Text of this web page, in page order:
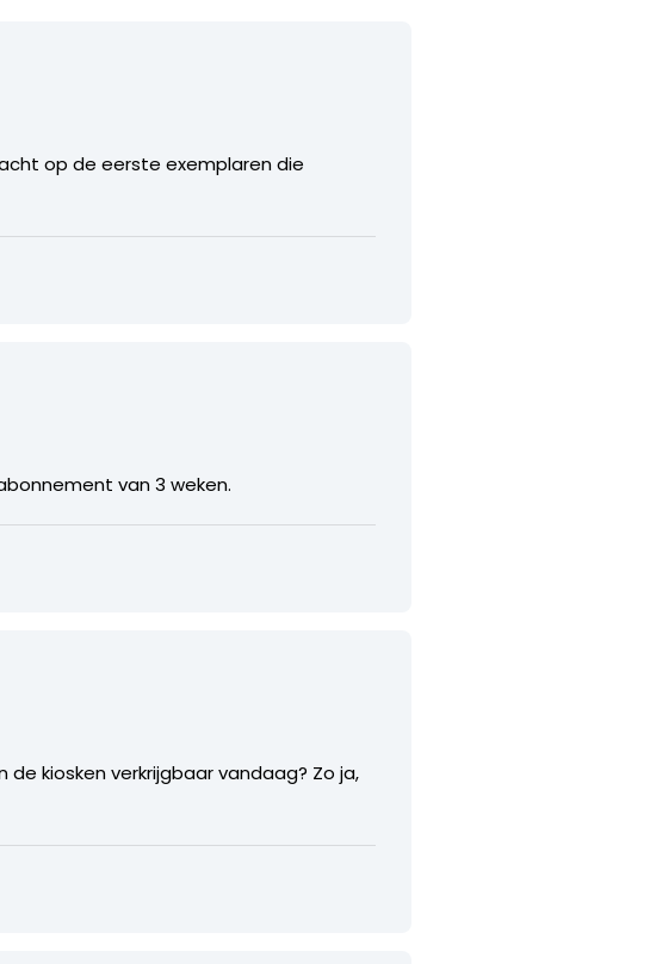
op de eerste exemplaren die
van 3 weken.
kiosken verkrijgbaar vandaag? Zo ja,